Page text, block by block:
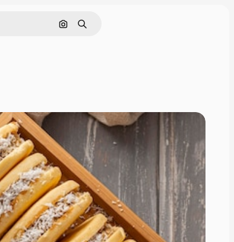
Pesquisar por imagem
Buscar